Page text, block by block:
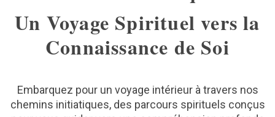
Un Voyage Spirituel vers la
Connaissance de Soi
Embarquez pour un voyage intérieur à travers nos
chemins initiatiques, des parcours spirituels conçus